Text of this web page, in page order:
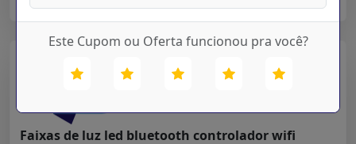
Aliexpress
Faixas de luz led bluetooth controlador wifi
Este Cupom ou Oferta funcionou pra você?